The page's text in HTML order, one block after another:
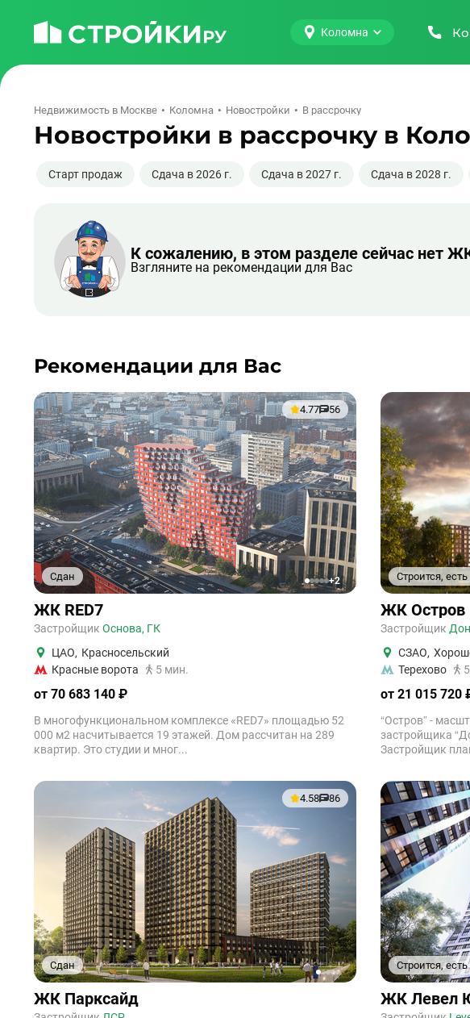
Коломна
Недвижимость в Москве Коломна Новостройки В рассрочку
Новостройки в рассрочку в
Старт продаж Сдача в 2026 г. Сдача в 2027 г. Сдача в 2028 г.
К сожалению, в этом разделе сейчас нет
Взгляните на рекомендации для Вас
Рекомендации для Вас
Сдан
4.77 56
12345+2
ЖК RED7
Застройщик Основа, ГК
ЦАО, Красносельский
Красные ворота
5 мин.
от 70 683 140 ₽
В многофункциональном комплексе «RED7» площадью 52
000 м2 насчитывается 19 этажей. Дом рассчитан на 289
квартир. Это студии и мног...
Строится,
ЖК Остров
Застройщик
СЗАО,
Терехово
от 21 015 720
“Остров” -
застройщика
Застройщик
Сдан
4.58 86
12345
ЖК Парксайд
Строится,
ЖК Левел